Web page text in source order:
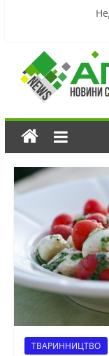
ТВАРИННИЦТВО